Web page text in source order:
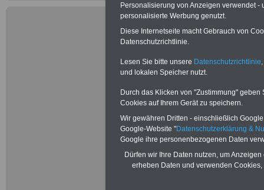
ACHTUNG
Beamtinnen
Personalisierung von Anzeigen verwendet
personalisierte Werbung genutzt.
Diese Internetseite macht Gebrauch von
Datenschutzrichtlinie.
Lesen Sie bitte unsere Datenschutzrichtlinie
und lokalen Speicher nutzt.
Durch das Klicken von "Zustimmung"
Cookies auf Ihrem Gerät zu speichern.
Wir gewähren Dritten - einschließlich
Google-Website "Datenschutzerklärung &
Google ihre personenbezogenen Daten
Dürfen wir Ihre Daten nutzen, um
erheben Daten und verwenden